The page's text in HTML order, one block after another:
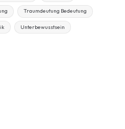
Traumdeutung Bedeutung
Unterbewusstsein